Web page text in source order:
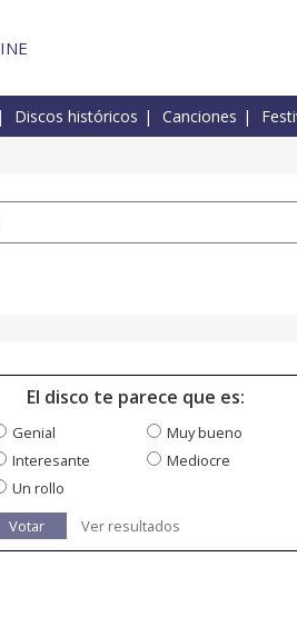
Discos históricos Canciones
El disco te parece que es:
Genial
Muy bueno
Interesante
Mediocre
Un rollo
Votar
Ver resultados